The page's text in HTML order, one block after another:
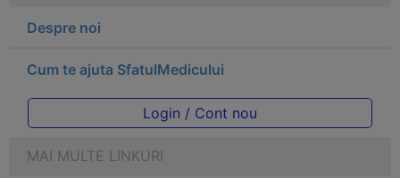
Despre noi
Cum te ajuta SfatulMedicului
Login / Cont nou
MAI MULTE LINKURI